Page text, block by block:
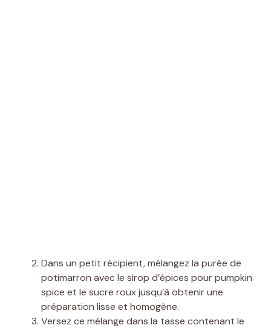
Dans un petit récipient, mélangez la purée de
potimarron avec le sirop d’épices pour pumpkin
spice et le sucre roux jusqu’à obtenir une
préparation lisse et homogène.
Versez ce mélange dans la tasse contenant le